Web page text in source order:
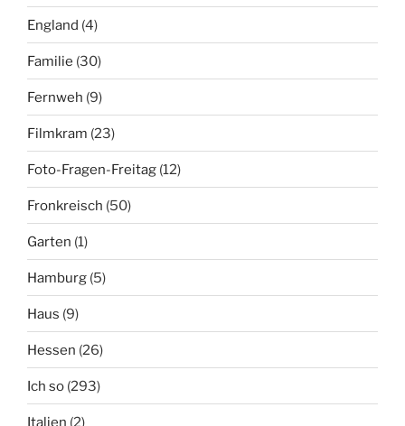
England (4)
Familie (30)
Fernweh (9)
Filmkram (23)
Foto-Fragen-Freitag (12)
Fronkreisch (50)
Garten (1)
Hamburg (5)
Haus (9)
Hessen (26)
Ich so (293)
Italien (2)